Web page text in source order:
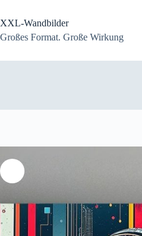
springen
XXL-Wandbilder
Großes Format. Große Wirkung